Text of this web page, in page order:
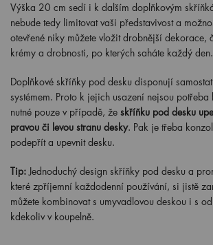
Výška 20 cm sedí i k dalším doplňkovým
nebude tedy limitovat vaši představivost a
otevřené niky můžete vložit drobnější dekorace,
krémy a drobnosti, po kterých saháte každý den.
Doplňkové skříňky pod desku disponují
systémem. Proto k jejich usazení nejsou potřeba
nutné pouze v případě, že skříňku pod desku
pravou či levou stranu desky. Pak je třeba
podepřít a upevnit desku.
Tip: Jednoduchý design skříňky pod desku a
které zpříjemní každodenní používání, si jistě
můžete kombinovat s umyvadlovou deskou i s
kdekoliv v koupelně.